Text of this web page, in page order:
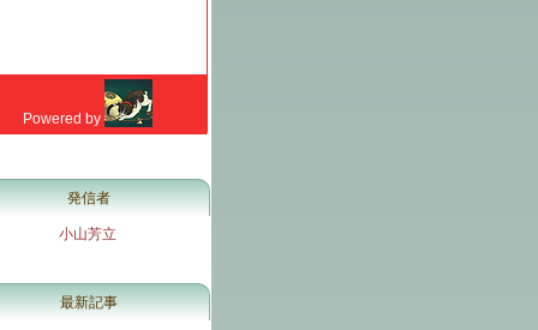
発信者
小山芳立
最新記事